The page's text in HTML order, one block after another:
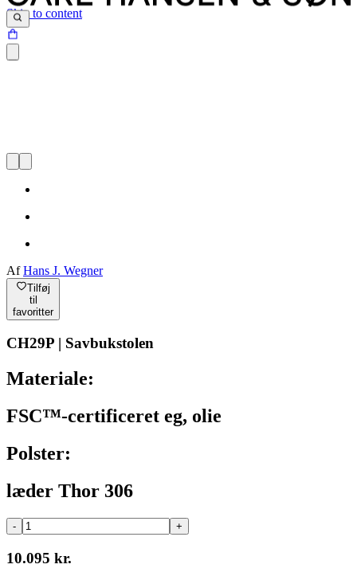
Skip to content
AfHans J. Wegner
Tilføj
til
favoritter
CH29P | Savbukstolen
Materiale:
FSC™-certificeret eg, olie
Polster:
læder Thor 306
- +
10.095 kr.